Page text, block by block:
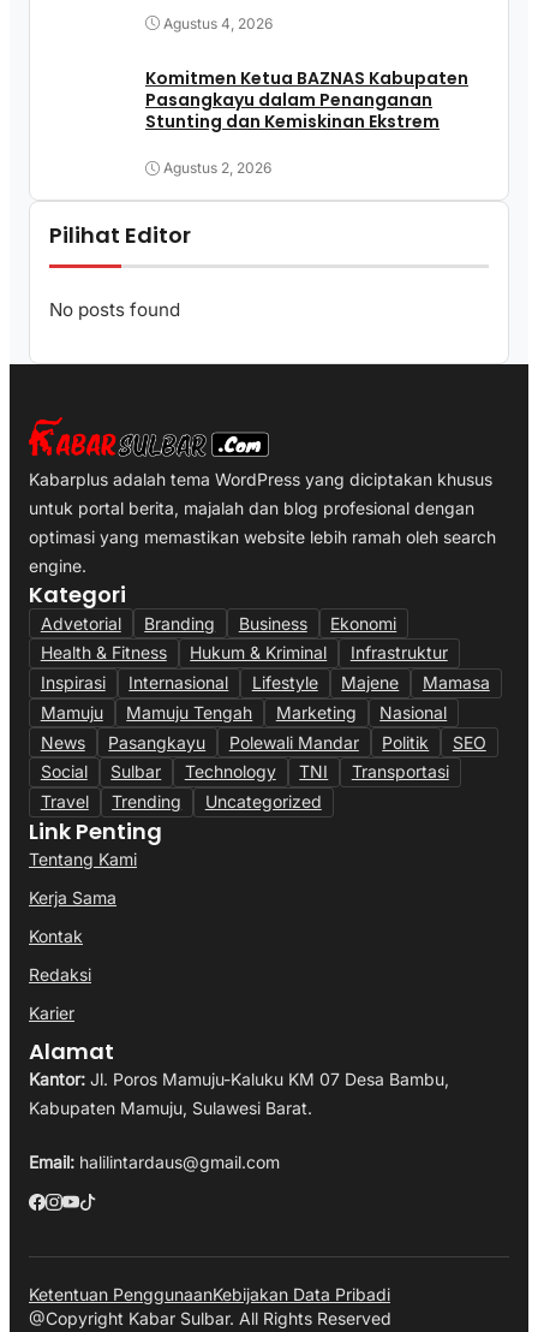
Agustus 4, 2026
Komitmen Ketua BAZNAS Kabupaten
Pasangkayu dalam Penanganan
Stunting dan Kemiskinan Ekstrem
Agustus 2, 2026
Pilihat Editor
No posts found
Kabarplus adalah tema WordPress yang diciptakan khusus
untuk portal berita, majalah dan blog profesional dengan
optimasi yang memastikan website lebih ramah oleh search
engine.
Kategori
Advetorial Branding Business
Ekonomi
Health & Fitness
Hukum & Kriminal
Infrastruktur
Inspirasi
Internasional Lifestyle Majene
Mamasa
Mamuju
Mamuju Tengah Marketing
Nasional
News
Pasangkayu Polewali Mandar Politik
SEO
Social
Sulbar Technology TNI
Transportasi
Travel
Trending Uncategorized
Link Penting
Tentang Kami
Kerja Sama
Kontak
Redaksi
Karier
Alamat
Kantor: Jl. Poros Mamuju-Kaluku KM 07 Desa Bambu,
Kabupaten Mamuju, Sulawesi Barat.
Email: halilintardaus@gmail.com
Ketentuan PenggunaanKebijakan Data Pribadi
@Copyright Kabar Sulbar. All Rights Reserved